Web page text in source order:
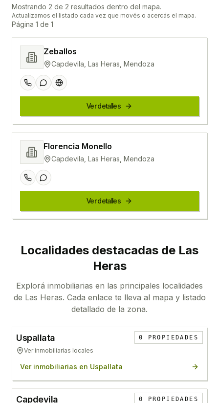
Mostrando 2 de 2 resultados dentro del mapa.
Actualizamos el listado cada vez que movés o acercás el mapa.
Página 1 de 1
Zeballos
Capdevila, Las Heras, Mendoza
Ver detalles
Florencia Monello
Capdevila, Las Heras, Mendoza
Ver detalles
Localidades destacadas de Las
Heras
Explorá inmobiliarias en las principales localidades
de Las Heras. Cada enlace te lleva al mapa y listado
detallado de la zona.
Uspallata
Ver inmobiliarias locales
0 PROPIEDADES
Ver inmobiliarias en Uspallata
Capdevila 0 PROPIEDADES